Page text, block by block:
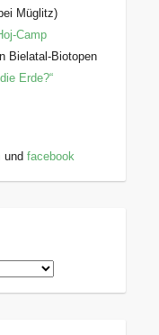
Müglitz)
Camp
Bielatal-Biotopen
Erde?“
undfacebook